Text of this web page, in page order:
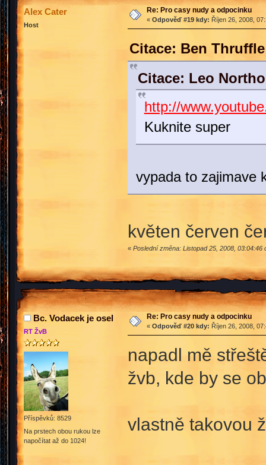
Alex Cater
Host
Re: Pro casy nudy a odpocinku
« Odpověď #19 kdy: Říjen 26, 2008,
Citace: Ben
Citace: Leo
http://
Kuknite super
vypada to zajimave
květen červen
« Poslední změna: Listopad 25, 2008, 03:04:46
Bc. Vodacek je osel
RT ŽvB
Příspěvků: 8529
Na prstech obou rukou lze
napočítat až do 1024!
Re: Pro casy nudy a odpocinku
« Odpověď #20 kdy: Říjen 26, 2008,
napadl mě
žvb, kde by se
vlastně takovou